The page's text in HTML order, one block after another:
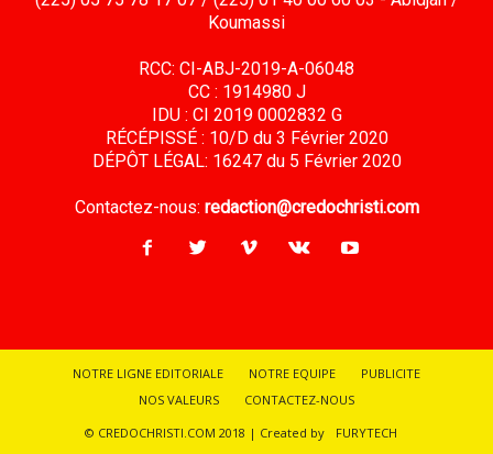
Koumassi
RCC: CI-ABJ-2019-A-06048
CC : 1914980 J
IDU : CI 2019 0002832 G
RÉCÉPISSÉ : 10/D du 3 Février 2020
DÉPÔT LÉGAL: 16247 du 5 Février 2020
Contactez-nous: redaction@credochristi.com
NOTRE LIGNE EDITORIALE NOTRE EQUIPE
PUBLICITE
NOS VALEURS
CONTACTEZ-NOUS
© CREDOCHRISTI.COM 2018 | Created by
FURYTECH